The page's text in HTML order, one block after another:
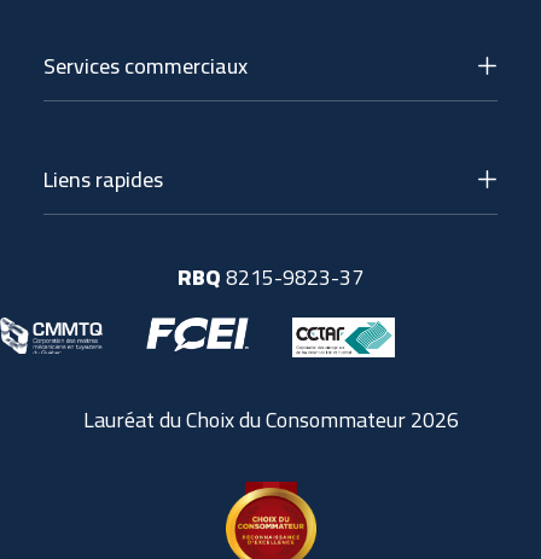
Services commerciaux
Liens rapides
RBQ8215-9823-37
Lauréat du Choix du Consommateur 2026